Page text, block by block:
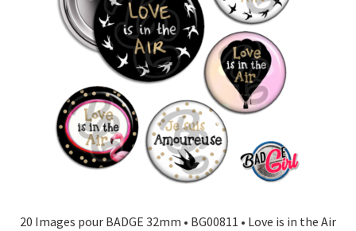
20 Images pour BADGE 32mm • BG00811 • Love is in the Air